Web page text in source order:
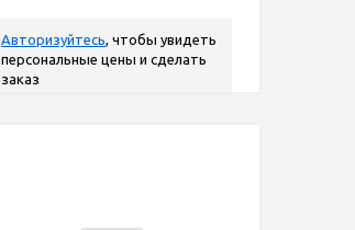
Авторизуйтесь, чтобы увидеть
персональные цены и сделать
заказ